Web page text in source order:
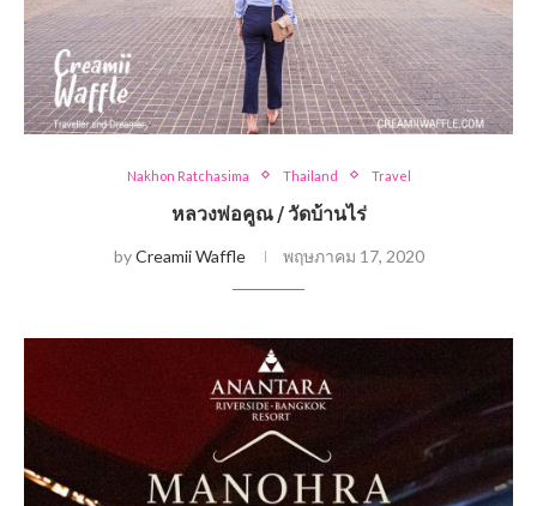
Nakhon Ratchasima Thailand Travel
หลวงพ่อคูณ / วัดบ้านไร่
byCreamii Waffle พฤษภาคม 17, 2020